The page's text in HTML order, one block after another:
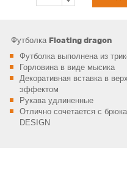
Футболка Floating dragon
Футболка выполнена из
Горловина в виде мысика
Декоративная вставка в
эффектом
Рукава удлиненные
Отлично сочетается с
DESIGN